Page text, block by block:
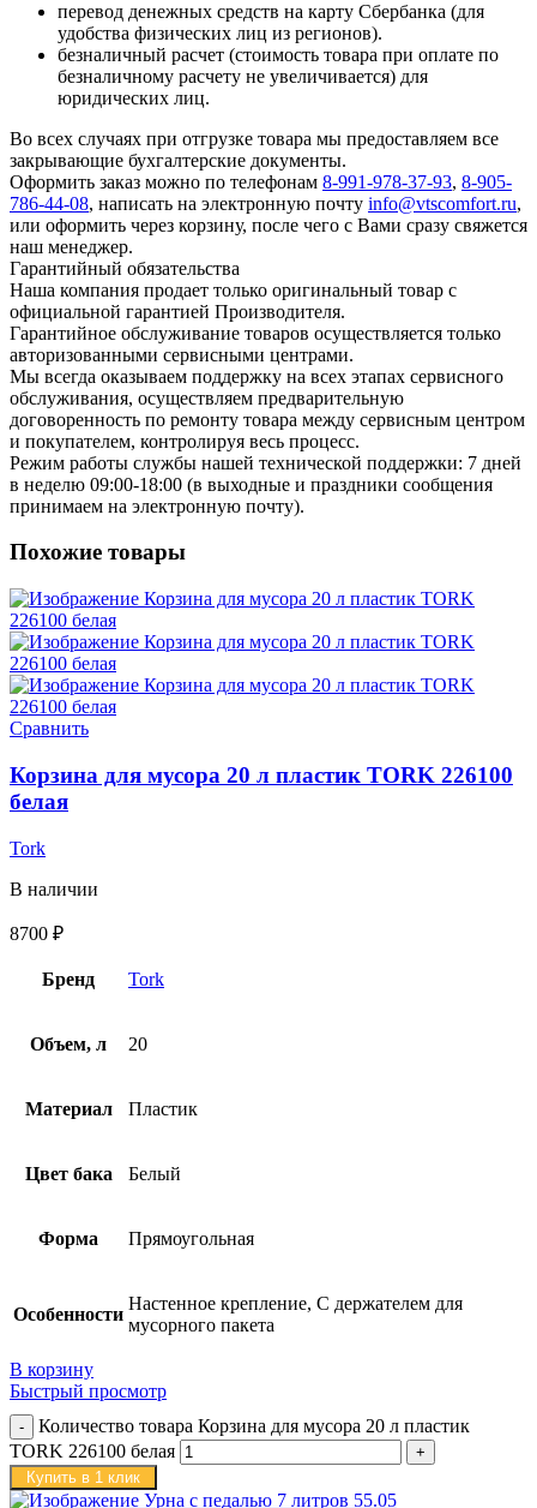
перевод денежных средств на карту Сбербанка (для
удобства физических лиц из регионов).
безналичный расчет (стоимость товара при оплате по
безналичному расчету не увеличивается) для
юридических лиц.
Во всех случаях при отгрузке товара мы предоставляем все
закрывающие бухгалтерские документы.
Оформить заказ можно по телефонам 8-991-978-37-93, 8-905-
786-44-08, написать на электронную почту info@vtscomfort.ru,
или оформить через корзину, после чего с Вами сразу свяжется
наш менеджер.
Гарантийный обязательства
Наша компания продает только оригинальный товар с
официальной гарантией Производителя.
Гарантийное обслуживание товаров осуществляется только
авторизованными сервисными центрами.
Мы всегда оказываем поддержку на всех этапах сервисного
обслуживания, осуществляем предварительную
договоренность по ремонту товара между сервисным центром
и покупателем, контролируя весь процесс.
Режим работы службы нашей технической поддержки: 7 дней
в неделю 09:00-18:00 (в выходные и праздники сообщения
принимаем на электронную почту).
Похожие товары
Сравнить
Корзина для мусора 20 л пластик TORK 226100
белая
Tork
В наличии
8700 ₽
Бренд Tork
Объем, л 20
Материал Пластик
Цвет бака Белый
Форма Прямоугольная
Особенности
Настенное крепление, С держателем для
мусорного пакета
В корзину
Быстрый просмотр
Количество товара Корзина для мусора 20 л пластик
TORK 226100 белая
Купить в 1 клик